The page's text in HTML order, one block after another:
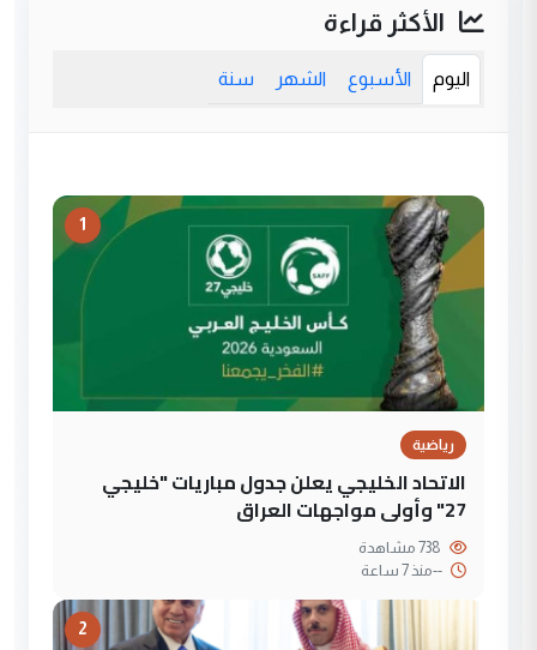
الأكثر قراءة
اليوم الأسبوع الشهر سنة
1
رياضية
الاتحاد الخليجي يعلن جدول مباريات "خليجي
27" وأولى مواجهات العراق
--منذ 7 ساعة
2